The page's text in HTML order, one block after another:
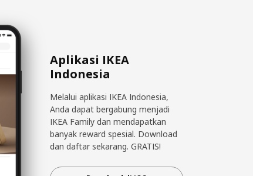
Aplikasi IKEA
Indonesia
Melalui aplikasi IKEA Indonesia,
Anda dapat bergabung menjadi
IKEA Family dan mendapatkan
banyak reward spesial. Download
dan daftar sekarang. GRATIS!